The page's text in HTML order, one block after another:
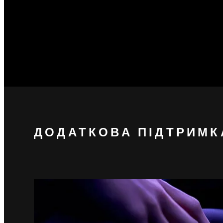
ДОДАТКОВА